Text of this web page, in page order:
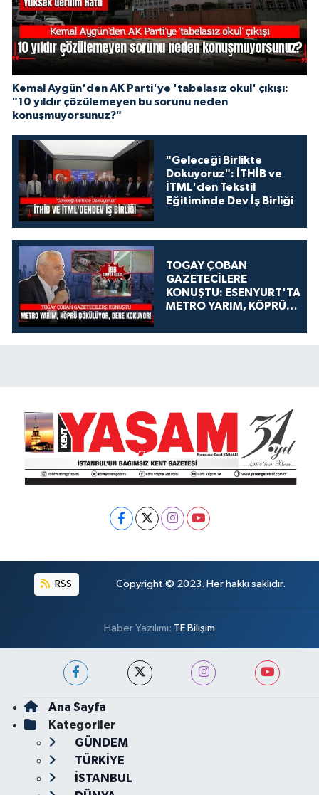
Kemal Aygün'den AK Parti'ye 'tabelasız okul' çıkışı:
"10 yıldır çözülemeyen bu sorunu neden
konuşmuyorsunuz?"
"Geleceği Birlikte
Dokuyoruz": İTHİB ve
İTML'den Tekstil
Eğitiminde Dev İş Birliği
TOGAY ÇOBAN
GAZETECİLERE
KONUŞTU: ESENYURT'TA
METRO YARIM, KÖPRÜ
KOKUYOR!
RSS Copyright © 2023. Her hakkı saklıdır.
Haber Yazılımı: TE Bilişim
Ana Sayfa
Kategoriler
GÜNDEM
TÜRKİYE
İSTANBUL